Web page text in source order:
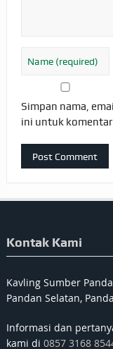
Simpan nama,
ini untuk
Kontak Kami
Kavling Sumber
Pandan Selatan,
Informasi dan
kami di 0857 3168